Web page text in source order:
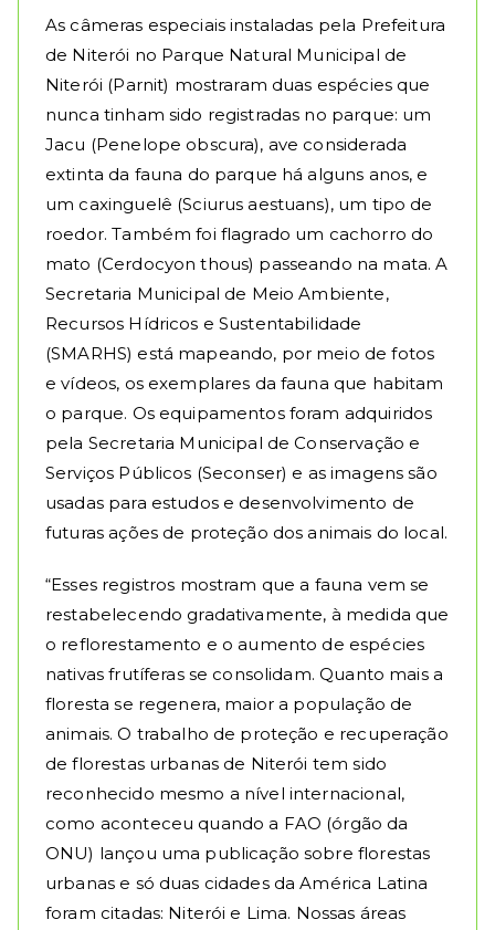
Ni
te
i
As câmeras especiais instaladas pela Prefeitura
de Niterói no Parque Natural Municipal de
Niterói (Parnit) mostraram duas espécies que
nunca tinham sido registradas no parque: um
Jacu (Penelope obscura), ave considerada
extinta da fauna do parque há alguns anos, e
um caxinguelê (Sciurus aestuans), um tipo de
roedor. Também foi flagrado um cachorro do
mato (Cerdocyon thous) passeando na mata. A
Secretaria Municipal de Meio Ambiente,
Recursos Hídricos e Sustentabilidade
(SMARHS) está mapeando, por meio de fotos
e vídeos, os exemplares da fauna que habitam
o parque. Os equipamentos foram adquiridos
pela Secretaria Municipal de Conservação e
Serviços Públicos (Seconser) e as imagens são
usadas para estudos e desenvolvimento de
futuras ações de proteção dos animais do local.
“Esses registros mostram que a fauna vem se
restabelecendo gradativamente, à medida que
o reflorestamento e o aumento de espécies
nativas frutíferas se consolidam. Quanto mais a
floresta se regenera, maior a população de
animais. O trabalho de proteção e recuperação
de florestas urbanas de Niterói tem sido
reconhecido mesmo a nível internacional,
como aconteceu quando a FAO (órgão da
ONU) lançou uma publicação sobre florestas
urbanas e só duas cidades da América Latina
foram citadas: Niterói e Lima. Nossas áreas